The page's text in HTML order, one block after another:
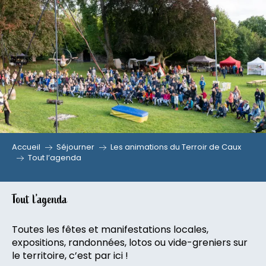
Aller
au
contenu
principal
Accueil Séjourner
Les animations du Terroir de Caux
Tout l’agenda
Tout l’agenda
Toutes les fêtes et manifestations locales,
expositions, randonnées, lotos ou vide-greniers sur
le territoire, c’est par ici !